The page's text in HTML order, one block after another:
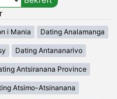
i Mania Dating Analamanga
Dating Antananarivo
Antsiranana Province
Atsimo-Atsinanana